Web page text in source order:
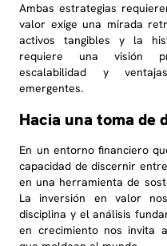
Ambas estrategias
valor exige una mirada
activos tangibles y la
requiere una visión
escalabilidad y
emergentes.
Hacia una toma de
En un entorno financiero
capacidad de discernir
en una herramienta de
La inversión en valor
disciplina y el análisis
en crecimiento nos invita